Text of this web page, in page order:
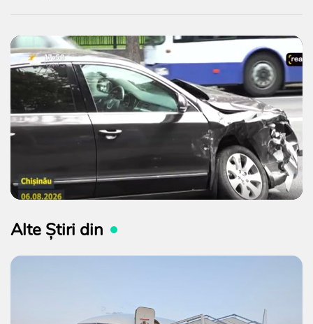
Alte Știri din